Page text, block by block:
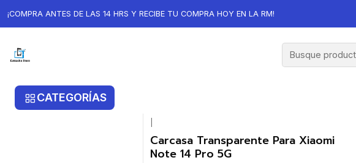
CATEGORÍAS
¡COMPRA ANTES DE LAS 14 HRS Y RECIBE TU COMPRA HOY EN LA RM!
Inicio Xiaomi Xiaomi Note 14 Pro 5G
Xiaomi Note 14 Pro 5G
Carcasa Transparente Para Xiaomi
Note 14 Pro 5G